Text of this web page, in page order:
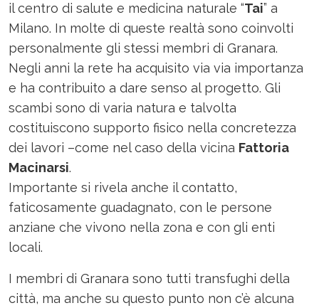
il centro di salute e medicina naturale “Tai” a
Milano. In molte di queste realtà sono coinvolti
personalmente gli stessi membri di Granara.
Negli anni la rete ha acquisito via via importanza
e ha contribuito a dare senso al progetto. Gli
scambi sono di varia natura e talvolta
costituiscono supporto fisico nella concretezza
dei lavori –come nel caso della vicina Fattoria
Macinarsi.
Importante si rivela anche il contatto,
faticosamente guadagnato, con le persone
anziane che vivono nella zona e con gli enti
locali.
I membri di Granara sono tutti transfughi della
città, ma anche su questo punto non c’è alcuna